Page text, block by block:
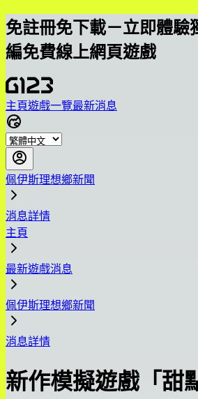
免註冊免下載－立即體驗
編免費線上網頁遊戲
主頁遊戲一覽最新消息
佩伊斯理想鄉新聞
消息詳情
主頁
最新遊戲消息
佩伊斯理想鄉新聞
消息詳情
新作模擬遊戲「甜